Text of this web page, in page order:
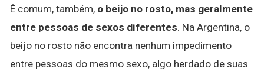
É comum, também, o beijo no rosto, mas geralmente
entre pessoas de sexos diferentes. Na Argentina, o
beijo no rosto não encontra nenhum impedimento
entre pessoas do mesmo sexo, algo herdado de suas